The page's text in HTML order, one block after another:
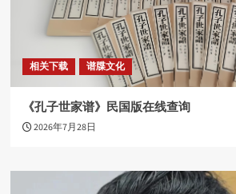
相关下载 谱牒文化
《孔子世家谱》民国版在线查询
2026年7月28日